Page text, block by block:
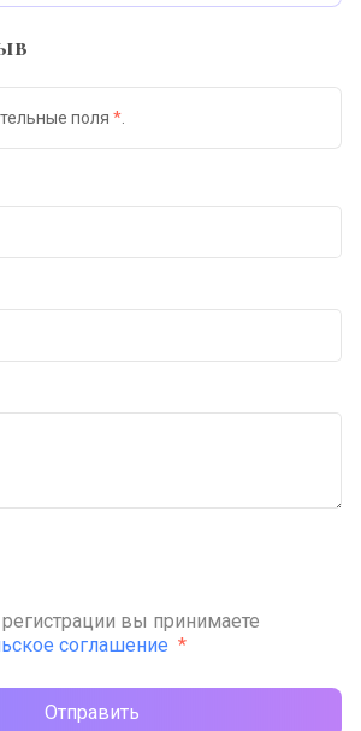
поля *
вы принимаете
соглашение *
Отправить